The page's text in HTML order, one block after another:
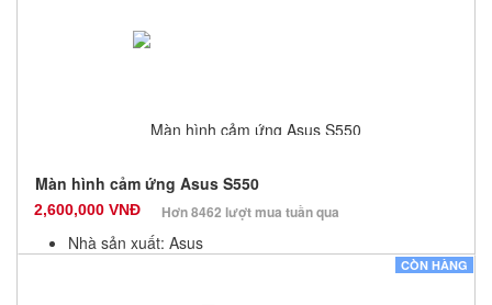
Số lượng: 20
Màn hình cảm ứng Asus S550
2,600,000 VNĐ Hơn 8462 lượt mua tuần qua
Nhà sản xuất: Asus
CÒN HÀNG